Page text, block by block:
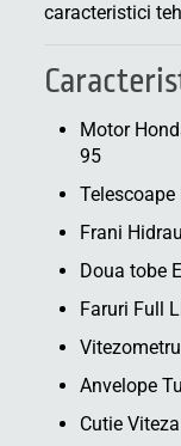
caracteristici
Motor
95
Telescoape
Frani
Doua tobe
Faruri Full
Anvelope
Cutie